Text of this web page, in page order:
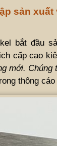
sản
bắt đầu
cấp cao
mới. Chúng
thông